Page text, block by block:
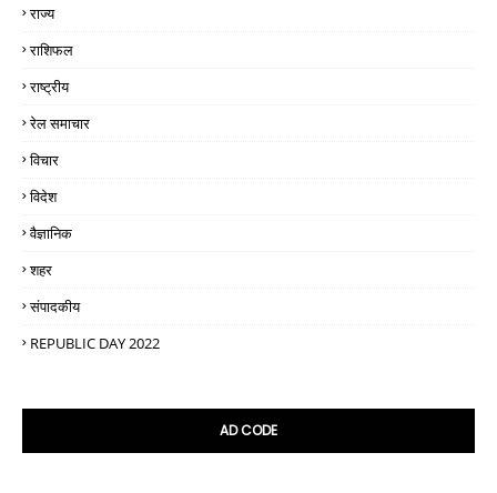
राज्य
राशिफल
राष्ट्रीय
रेल समाचार
विचार
विदेश
वैज्ञानिक
शहर
संपादकीय
REPUBLIC DAY 2022
AD CODE